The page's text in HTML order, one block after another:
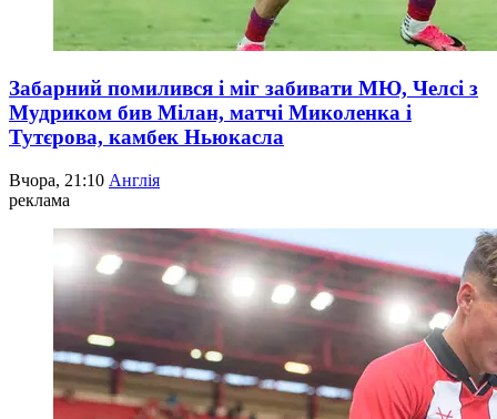
Забарний помилився і міг забивати МЮ, Челсі з
Мудриком бив Мілан, матчі Миколенка і
Тутєрова, камбек Ньюкасла
Вчора, 21:10 Англія
реклама